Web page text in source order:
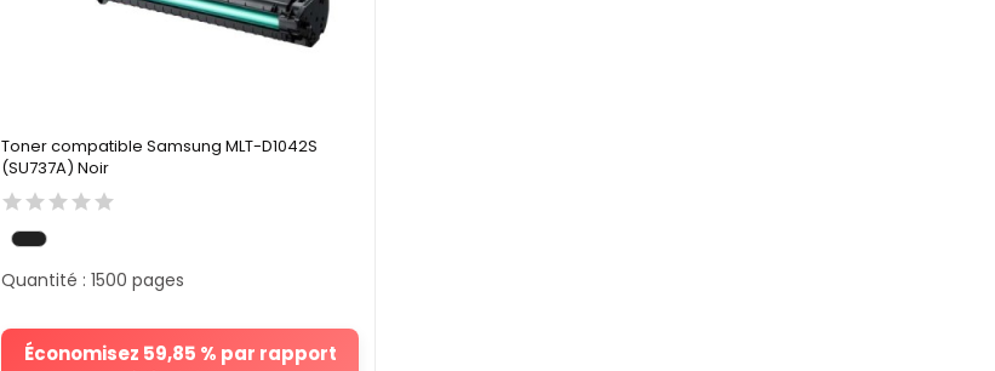
Toner compatible Samsung MLT-D1042S
(SU737A) Noir
Économisez 59,85 % par rapport
Quantité : 1500 pages